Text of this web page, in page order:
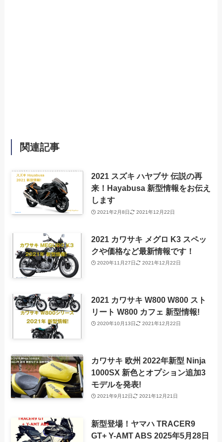
関連記事
2021 スズキ ハヤブサ 伝説の再
来！Hayabusa 新型情報をお伝え
します
2021年2月8日 2021年12月22日
2021 カワサキ メグロ K3 スペッ
クや価格など最新情報です！
2020年11月27日 2021年12月22日
2021 カワサキ W800 W800 スト
リート W800 カフェ 新型情報!
2020年10月13日 2021年12月22日
カワサキ 欧州 2022年新型 Ninja
1000SX 新色とオプション追加3
モデルを発表!
2021年9月12日 2021年12月21日
新型登場！ヤマハ TRACER9
GT+ Y-AMT ABS 2025年5月28日